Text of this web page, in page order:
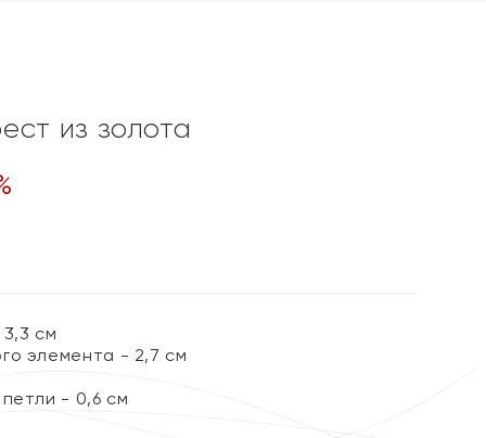
из золота
см
элемента - 2,7 см
- 0,6 см